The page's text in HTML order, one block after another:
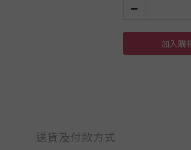
加入購
送貨及付款方式